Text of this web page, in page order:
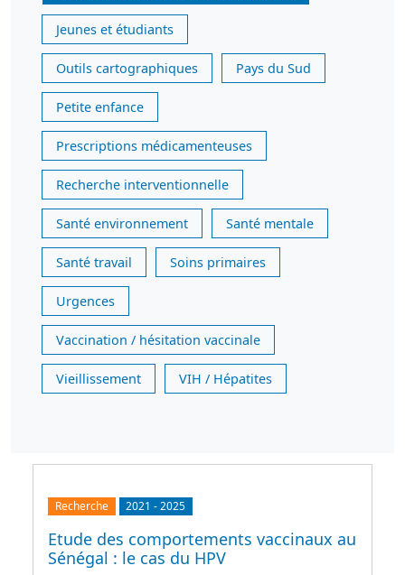
Jeunes et étudiants
Outils cartographiques Pays du Sud
Petite enfance
Prescriptions médicamenteuses
Recherche interventionnelle
Santé environnement Santé mentale
Santé travail Soins primaires
Urgences
Vaccination / hésitation vaccinale
Vieillissement VIH / Hépatites
Recherche 2021 -2025
Etude des comportements vaccinaux au
Sénégal : le cas du HPV